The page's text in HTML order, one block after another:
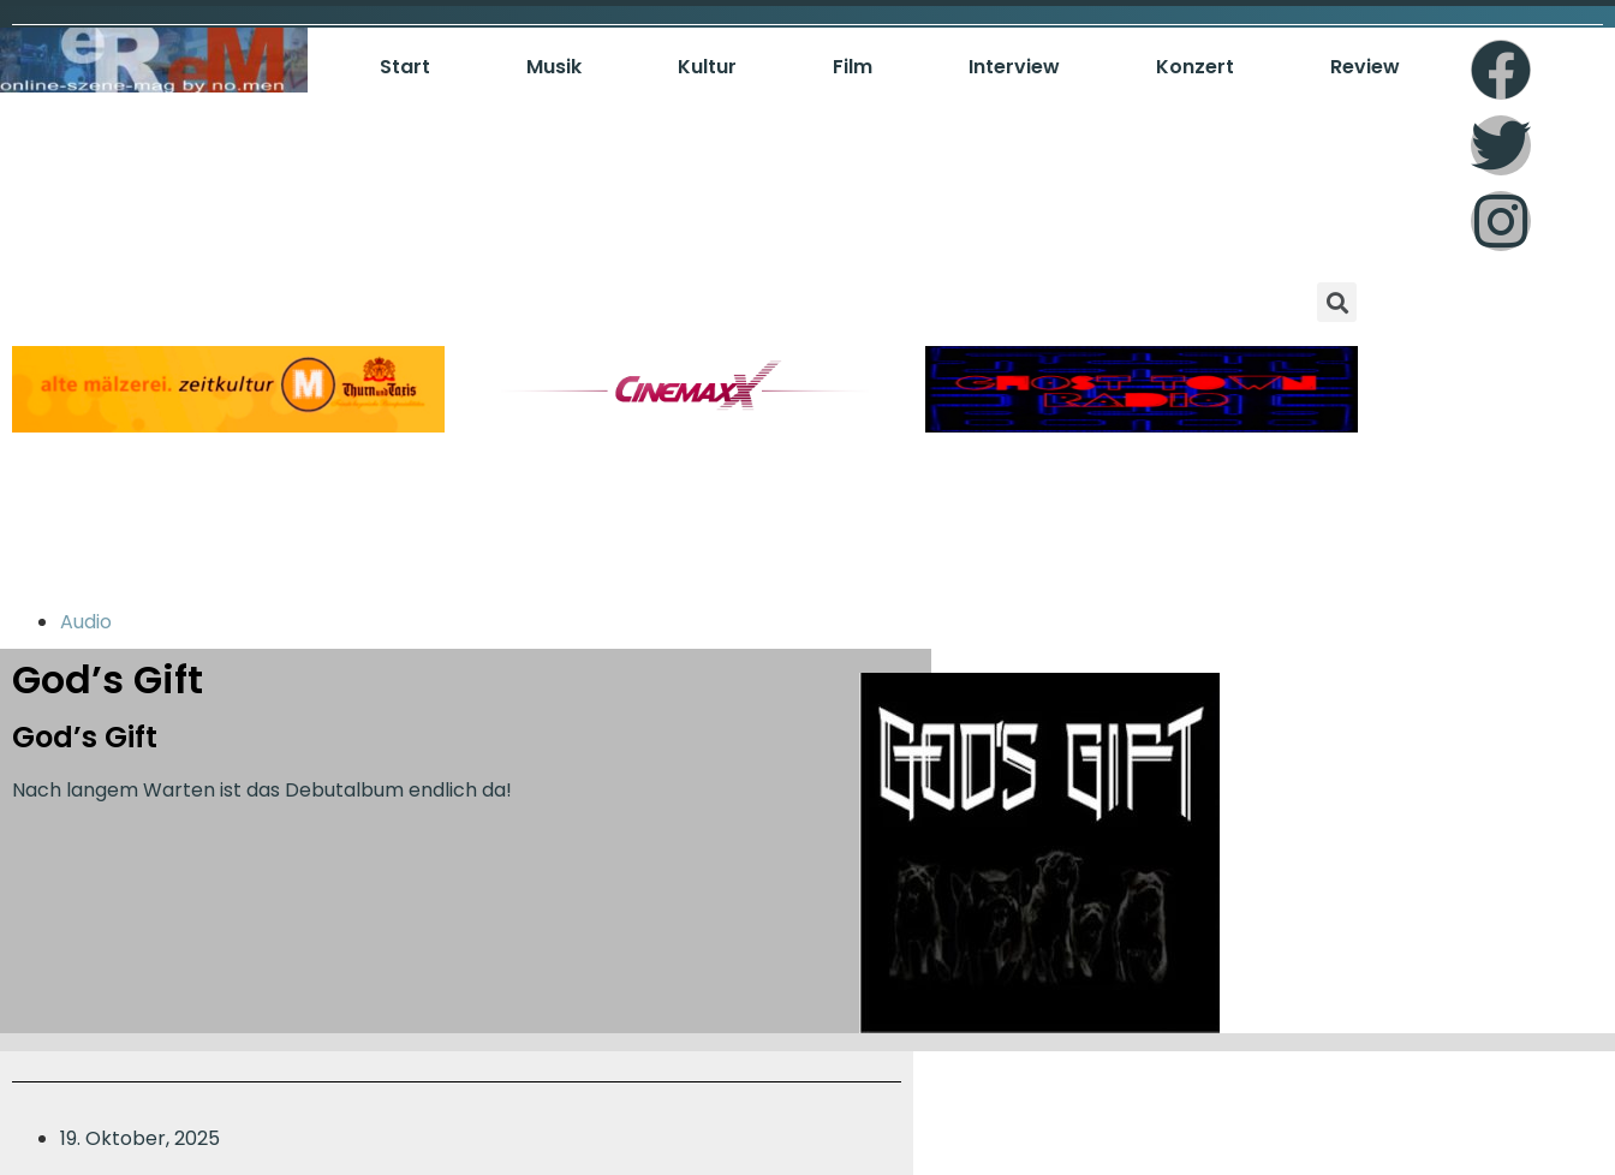
Start Musik Kultur Film Interview Konzert Review
Audio
God’s Gift
God’s Gift
Nach langem Warten ist das Debutalbum endlich da!
19. Oktober, 2025